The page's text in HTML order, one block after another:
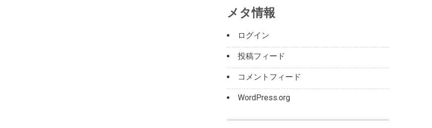
メタ情報
ログイン
投稿フィード
コメントフィード
WordPress.org